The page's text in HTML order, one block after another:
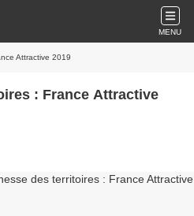
MENU
Attractive 2019
: France Attractive